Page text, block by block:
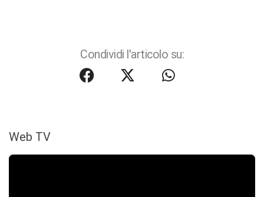
Condividi l'articolo su:
Web TV